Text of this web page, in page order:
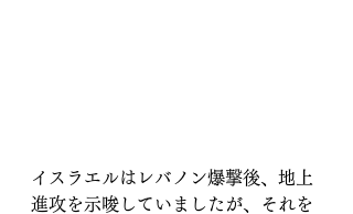
イスラエルはレバノン爆撃後、地上
進攻を示唆していましたが、それを